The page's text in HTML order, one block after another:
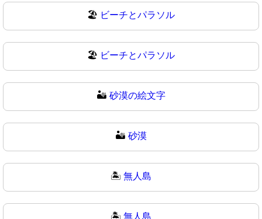
🏖️ ビーチとパラソル
🏖 ビーチとパラソル
🏜️ 砂漠の絵文字
🏜 砂漠
🏝️ 無人島
🏝 無人島